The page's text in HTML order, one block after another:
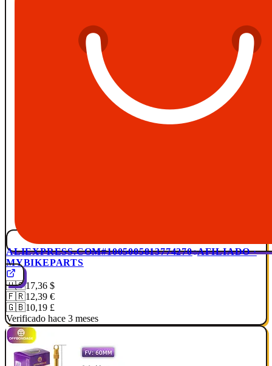
ALIEXPRESS.COM#1005005813774270 AFILIADO ·
MYBIKEPARTS
🇺🇸17,36 $
🇫🇷12,39 €
🇬🇧10,19 £
Verificado hace 3 meses